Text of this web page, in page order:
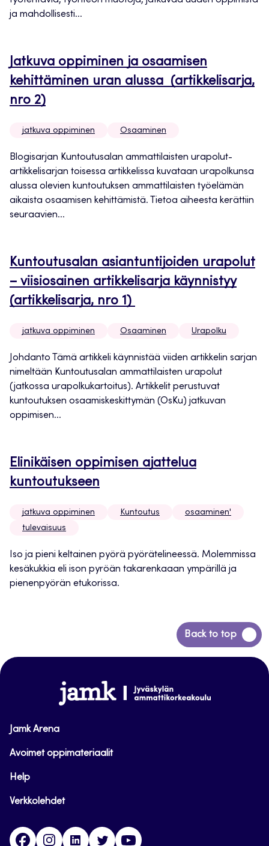
ja mahdollisesti...
Jatkuva oppiminen ja osaamisen
kehittäminen uran alussa (artikkelisarja,
nro 2)
jatkuva oppiminen Osaaminen
Blogisarjan Kuntoutusalan ammattilaisten urapolut-
artikkelisarjan toisessa artikkelissa kuvataan urapolkunsa
alussa olevien kuntoutuksen ammattilaisten työelämän
aikaista osaamisen kehittämistä. Tietoa aiheesta kerättiin
seuraavien...
Kuntoutusalan asiantuntijoiden urapolut
– viisiosainen artikkelisarja käynnistyy
(artikkelisarja, nro 1)
jatkuva oppiminen Osaaminen Urapolku
Johdanto Tämä artikkeli käynnistää viiden artikkelin sarjan
nimeltään Kuntoutusalan ammattilaisten urapolut
(jatkossa urapolkukartoitus). Artikkelit perustuvat
kuntoutuksen osaamiskeskittymän (OsKu) jatkuvan
oppimisen...
Elinikäisen oppimisen ajattelua
kuntoutukseen
jatkuva oppiminen Kuntoutus
osaaminen'
tulevaisuus
Iso ja pieni keltainen pyörä pyörätelineessä. Molemmissa
kesäkukkia eli ison pyröän takarenkaaan ympärillä ja
pienenpyörän etukorissa.
Back to top
Siirry
takaisin
www.jamk.fi
Jamk Arena
Avoimet oppimateriaalit
Help
Verkkolehdet
FacebookInstagramLinkedinTwitter